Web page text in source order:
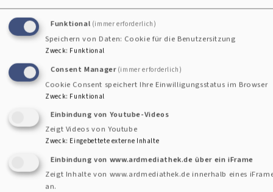
E-Mail:tina.seidl@elkb.de
Tel.: +49 (0)941 59202-12
Aufgabenbereiche:
Funktional (immer erforderlich)
Speichern von Daten: Cookie für die Benutzersitzung
Zweck: Funktional
Consent Manager (immer erforderlich)
Cookie Consent speichert Ihre Einwilligungsstatus im Browser
Zweck: Funktional
Einbindung von Youtube-Videos
Zeigt Videos von Youtube
Zweck: Eingebettete externe Inhalte
Einbindung von www.ardmediathek.de über ein iFrame
Zeigt Inhalte von www.ardmediathek.de innerhalb eines
an.